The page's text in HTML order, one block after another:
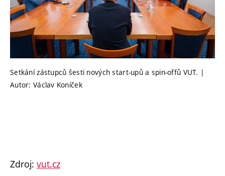
Setkání zástupců šesti nových start-upů a spin-offů VUT. |
Autor: Václav Koníček
Zdroj: vut.cz